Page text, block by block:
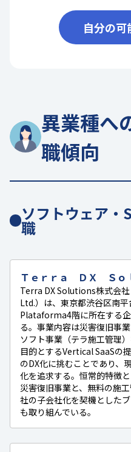
自分の可
異業種へ
職傾向
ソフトウェア・
職
Ｔｅｒｒａ ＤＸ Ｓｏ
Terra DX Solutions株式会
Ltd.）は、東京都渋谷区南
Plataforma4階に所在する
る。事業内容は災害復旧事
ソフト事業（テラ施工管理
目的とするVertical SaaSの
のDX化に挑むことであり、
化を追求する。恒常的特徴
災害復旧事業と、無料の施
社の子会社化を契機とした
も取り組んでいる。